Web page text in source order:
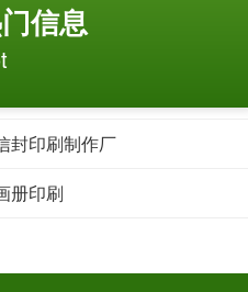
信息
封印刷制作厂
册印刷